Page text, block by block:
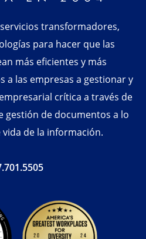
transformadores,
para hacer que las
más eficientes y más
a las empresas a gestionar y
crítica a través de
gestión de documentos a lo
de la información.